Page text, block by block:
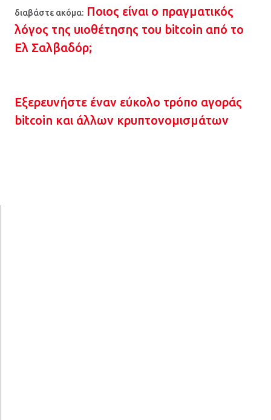
διαβάστε ακόμα: Ποιος είναι ο πραγματικός
λόγος της υιοθέτησης του bitcoin από το
Ελ Σαλβαδόρ;
Εξερευνήστε έναν εύκολο τρόπο αγοράς
bitcoin και άλλων κρυπτονομισμάτων